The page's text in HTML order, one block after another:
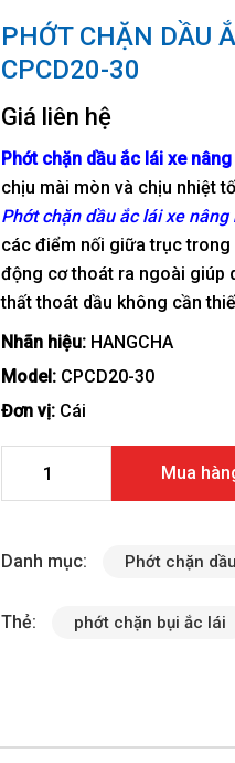
PHỚT CHẶN DẦU
CPCD20-30
Giá liên hệ
Phớt chặn dầu ắc lái xe nâng
chịu mài mòn và chịu nhiệt
Phớt chặn dầu ắc lái xe
các điểm nối giữa trục trong
động cơ thoát ra ngoài giúp
thất thoát dầu không cần
Nhãn hiệu: HANGCHA
Model: CPCD20-30
Đơn vị: Cái
Mua
Danh mục: Phớt chặn
Thẻ: phớt chặn bụi ắc lái